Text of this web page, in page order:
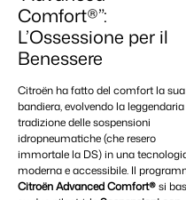
Comfort®”:
L’Ossessione per il
Benessere
Citroën ha fatto del comfort la sua
bandiera, evolvendo la leggendaria
tradizione delle sospensioni
idropneumatiche (che resero
immortale la DS) in una
moderna e accessibile. Il
Citroën Advanced Comfort®si